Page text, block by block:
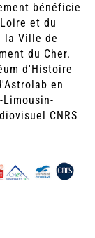
bénéficie
et du
la Ville de
du Cher.
d'Histoire
en
CNRS